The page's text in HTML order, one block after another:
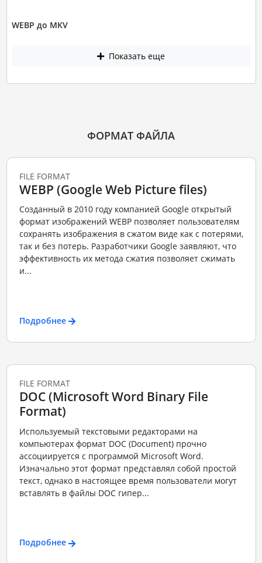
WEBP до MKV
Показать еще
ФОРМАТ ФАЙЛА
FILE FORMAT
WEBP (Google Web Picture files)
Созданный в 2010 году компанией Google открытый
формат изображений WEBP позволяет пользователям
сохранять изображения в сжатом виде как с потерями,
так и без потерь. Разработчики Google заявляют, что
эффективность их метода сжатия позволяет сжимать
и...
Подробнее
FILE FORMAT
DOC (Microsoft Word Binary File
Format)
Используемый текстовыми редакторами на
компьютерах формат DOC (Document) прочно
ассоциируется с программой Microsoft Word.
Изначально этот формат представлял собой простой
текст, однако в настоящее время пользователи могут
вставлять в файлы DOC гипер...
Подробнее